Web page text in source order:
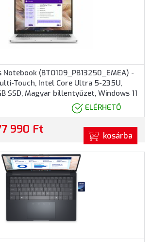
Notebook (BTO109_PB13250_EMEA) -
Touch, Intel Core Ultra 5-235U,
SSD, Magyar billentyűzet, Windows 11
év garancia, Alumínium színben
ELÉRHETŐ
990 Ft kosárba